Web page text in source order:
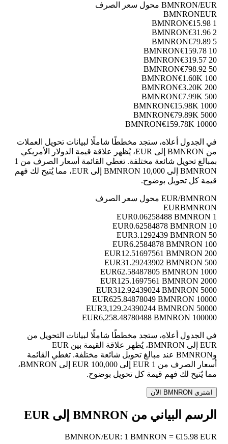
BMNRON/EUR محول سعر الصرف
BMNRONEUR
1 BMNRON
€15.98
2 BMNRON
€31.96
5 BMNRON
€79.89
10 BMNRON
€159.78
20 BMNRON
€319.57
50 BMNRON
€798.92
100 BMNRON
€1.60K
200 BMNRON
€3.20K
500 BMNRON
€7.99K
1000 BMNRON
€15.98K
5000 BMNRON
€79.89K
10000 BMNRON
€159.78K
في الجدول أعلاه، ستجد مخططًا شاملًا لبيانات تحويل العملات
من BMNRON إلى EUR، يُظهر علاقة قيمة الدولار الأمريكي
بمبالغ تحويل شائعة مختلفة. تغطي القائمة أسعار الصرف من 1
BMNRON إلى 10,000 BMNRON إلى EUR، مما يُتيح لك فهم
قيمة كل تحويل بوضوح.
EUR/BMNRON محول سعر الصرف
EURBMNRON
1 EUR
0.06258488 BMNRON
10 EUR
0.62584878 BMNRON
50 EUR
3.1292439 BMNRON
100 EUR
6.2584878 BMNRON
200 EUR
12.51697561 BMNRON
500 EUR
31.29243902 BMNRON
1000 EUR
62.58487805 BMNRON
2000 EUR
125.1697561 BMNRON
5000 EUR
312.92439024 BMNRON
10000 EUR
625.84878049 BMNRON
50000 EUR
3,129.24390244 BMNRON
100000 EUR
6,258.48780488 BMNRON
في الجدول أعلاه، ستجد مخططًا شاملًا لبيانات التحويل من
EUR إلى BMNRON، يُظهر علاقة القيمة بين EUR
وBMNRON عند مبالغ تحويل شائعة مختلفة. تغطي القائمة
أسعار الصرف من 1 EUR إلى 100,000 EUR إلى BMNRON،
مما يُتيح لك فهم قيمة كل تحويل بوضوح.
اشتري BMNRON الآن
الرسم البياني من BMNRON إلى EUR
BMNRON/EUR: 1 BMNRON = €15.98 EUR